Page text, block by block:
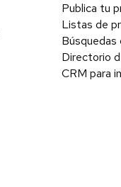
Publica tu
Listas de
Búsquedas
Directorio
CRM para